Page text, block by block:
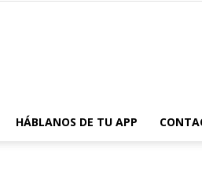
HÁBLANOS DE TU APP